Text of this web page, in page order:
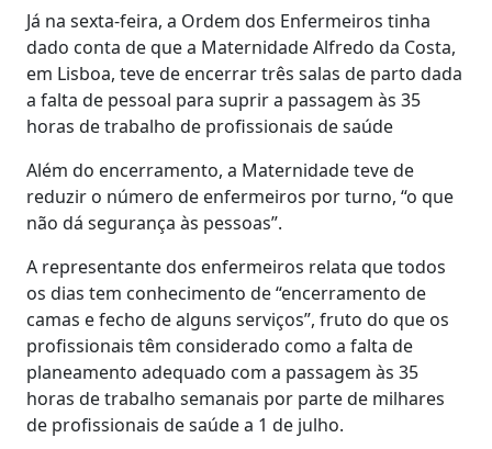
Já na sexta-feira, a Ordem dos Enfermeiros tinha
dado conta de que a Maternidade Alfredo da Costa,
em Lisboa, teve de encerrar três salas de parto dada
a falta de pessoal para suprir a passagem às 35
horas de trabalho de profissionais de saúde
Além do encerramento, a Maternidade teve de
reduzir o número de enfermeiros por turno, “o que
não dá segurança às pessoas”.
A representante dos enfermeiros relata que todos
os dias tem conhecimento de “encerramento de
camas e fecho de alguns serviços”, fruto do que os
profissionais têm considerado como a falta de
planeamento adequado com a passagem às 35
horas de trabalho semanais por parte de milhares
de profissionais de saúde a 1 de julho.